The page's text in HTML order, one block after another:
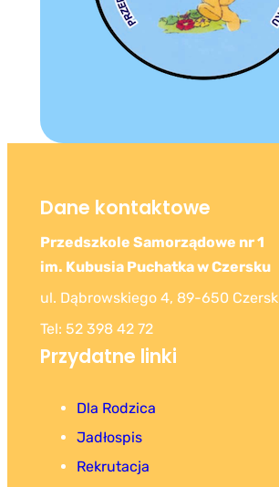
Dane kontaktowe
Przedszkole Samorządowe nr 1
im. Kubusia Puchatka w Czersku
ul. Dąbrowskiego 4, 89-650 Czersk
Tel: 52 398 42 72
Przydatne linki
Dla Rodzica
Jadłospis
Rekrutacja